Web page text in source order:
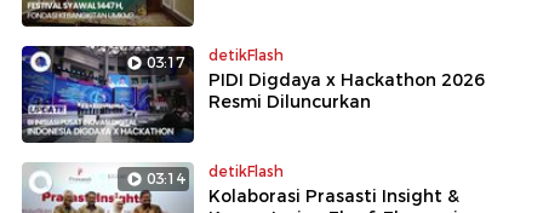
03:17 detikFlash
PIDI Digdaya x Hackathon 2026
Resmi Diluncurkan
03:14 detikFlash
Kolaborasi Prasasti Insight &